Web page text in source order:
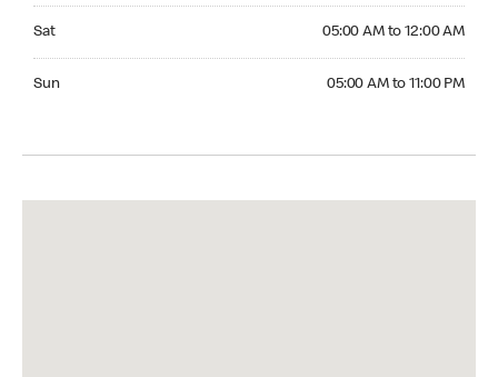
Sat 05:00 AM to 12:00 AM
Sun 05:00 AM to 11:00 PM